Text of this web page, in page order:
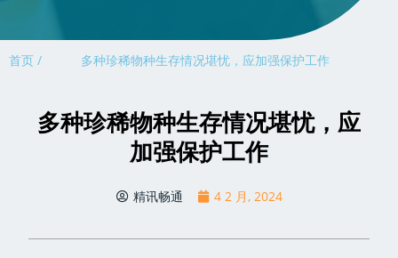
首页 / 多种珍稀物种生存情况堪忧，应加强保护工作
多种珍稀物种生存情况堪忧，应
加强保护工作
精讯畅通 4 2 月, 2024